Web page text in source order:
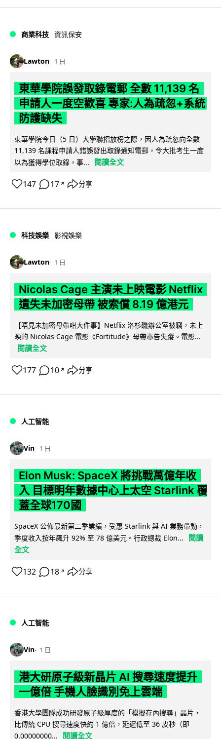
商業科技 資訊保安
Lawton 1 日
東華學院誤發取錄電郵 全數 11,139 名
申請人一度空歡喜 專家:人為疏忽+系統
防護缺失
東華學院今日（5 日）大學聯招放榜之際，因人為疏忽向全數
11,139 名課程申請人錯誤發出取錄通知電郵，令大批考生一度
以為獲得學位取錄，事...
閱讀全文
147 17 ↗ 分享
科技娛樂 影視娛樂
Lawton 1 日
Nicolas Cage 主演未上映電影 Netflix
遺失未加密母帶 被索償 8.19 億港元
【唔見未加密母帶咁大件事】Netflix 洛杉磯辦公室被竊，未上
映的 Nicolas Cage 電影《Fortitude》母帶亦告失蹤。電影...
閱讀全文
177 10 ↗ 分享
人工智能
Vin 1 日
Elon Musk: SpaceX 將挑戰萬億年收
入 目標明年數據中心上太空 Starlink 覆
蓋全球170國
SpaceX 公佈最新第二季業績，受惠 Starlink 與 AI 業務帶動，
季度收入按年飆升 92% 至 78 億美元。行政總裁 Elon...
閱讀
全文
132 18 ↗ 分享
人工智能
Vin 1 日
港大研原子級新晶片 AI 搜尋速度提升
一億倍 手機人臉識別免上雲端
香港大學團隊成功研發原子級厚度的「模擬存內搜尋」晶片，
比傳統 CPU 搜尋速度快約 1 億倍，延遲低至 36 皮秒（即
0.00000000...
閱讀全文